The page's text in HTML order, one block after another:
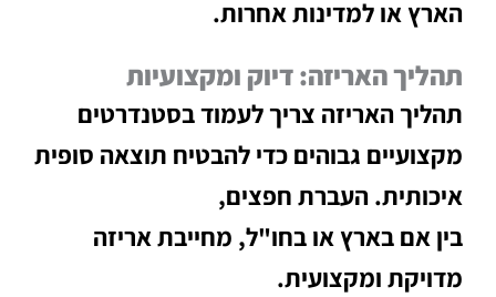
הארץ או למדינות אחרות.
תהליך האריזה: דיוק ומקצועיות
תהליך האריזה צריך לעמוד בסטנדרטים
מקצועיים גבוהים כדי להבטיח תוצאה סופית
איכותית. העברת חפצים,
בין אם בארץ או בחו"ל, מחייבת אריזה
מדויקת ומקצועית.